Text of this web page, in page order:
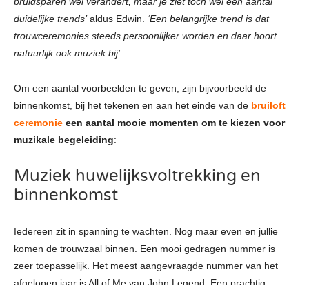
duidelijke trends’aldus Edwin. ‘Een belangrijke trend is dat
trouwceremonies steeds persoonlijker worden en daar hoort
natuurlijk ook muziek bij’.
Om een aantal voorbeelden te geven, zijn bijvoorbeeld de
binnenkomst, bij het tekenen en aan het einde van de bruiloft
ceremonie een aantal mooie momenten om te kiezen voor
muzikale begeleiding:
Muziek huwelijksvoltrekking en
binnenkomst
Iedereen zit in spanning te wachten. Nog maar even en jullie
komen de trouwzaal binnen. Een mooi gedragen nummer is
zeer toepasselijk. Het meest aangevraagde nummer van het
afgelopen jaar is All of Me van John Legend. Een prachtig